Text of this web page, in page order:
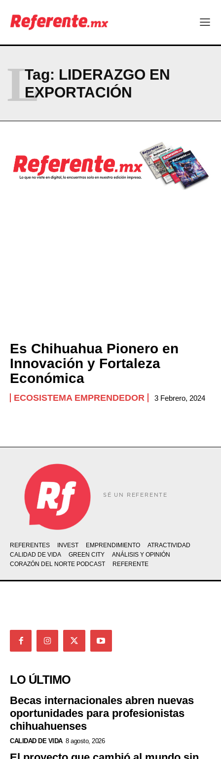
Más escuelas renovadas: fortalecen espacios para el regreso
a clases
Company
ABOUT
PRIVACY POLICY
NEWSLETTER
Tag: LIDERAZGO EN
EXPORTACIÓN
L
Es Chihuahua Pionero en
Innovación y Fortaleza
Económica
ECOSISTEMA EMPRENDEDOR 3 Febrero, 2024
SÉ UN REFERENTE
REFERENTES INVEST EMPRENDIMIENTO
ATRACTIVIDAD
CALIDAD DE VIDA
GREEN CITY
ANÁLISIS Y OPINIÓN
CORAZÓN DEL NORTE PODCAST
REFERENTE
LO ÚLTIMO
Becas internacionales abren nuevas
oportunidades para profesionistas
chihuahuenses
CALIDAD DE VIDA 8 agosto, 2026